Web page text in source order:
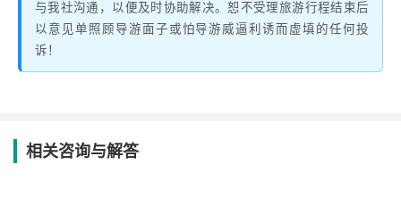
与我社沟通，以便及时协助解决。恕不受理旅游行程结束后
以意见单照顾导游面子或怕导游威逼利诱而虚填的任何投
诉！
相关咨询与解答